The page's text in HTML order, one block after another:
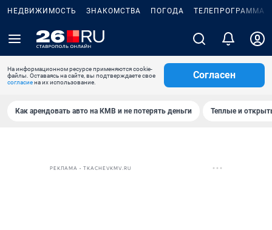
НЕДВИЖИМОСТЬ ЗНАКОМСТВА ПОГОДА ТЕЛЕПРОГРАММА
На информационном ресурсе применяются cookie-
файлы. Оставаясь на сайте, вы подтверждаете свое
согласиена их использование.
Согласен
Как арендовать авто на КМВ и не потерять деньги Теплые и
РЕКЛАМА • TKACHEVKMV.RU